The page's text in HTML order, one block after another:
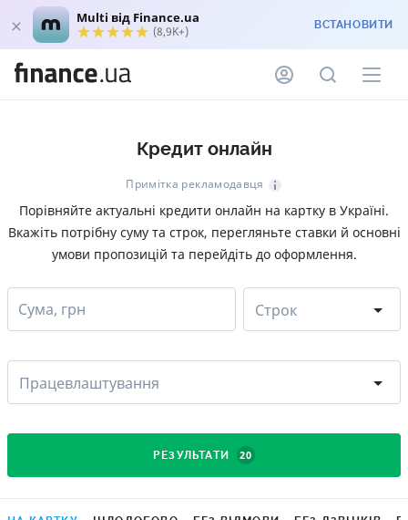
Multi від Finance.ua
(8,9K+) ВСТАНОВИТИ
Кредит онлайн
Примітка рекламодавця
Порівняйте актуальні кредити онлайн на картку в Україні.
Вкажіть потрібну суму та строк, перегляньте ставки й основні
умови пропозицій та перейдіть до оформлення.
Сума, грн Строк
Працевлаштування
РЕЗУЛЬТАТИ 20